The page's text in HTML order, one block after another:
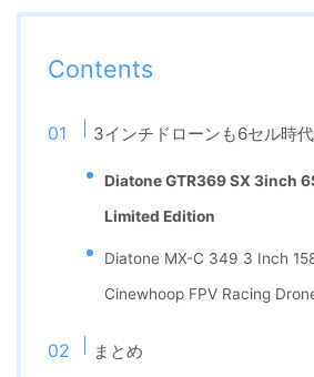
Contents
3インチドローンも6セル時代
Diatone GTR369 SX 3inch
Limited Edition
Diatone MX-C 349 3 Inch
Cinewhoop FPV Racing
まとめ